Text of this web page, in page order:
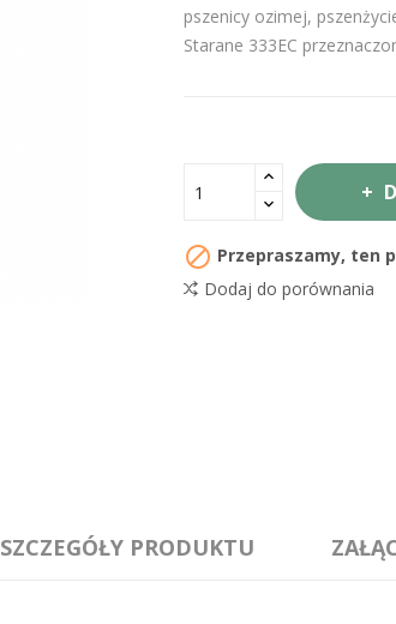
pszenicy ozimej,
Starane 333EC
 Przepraszamy, ten
Dodaj do porównania
SZCZEGÓŁY PRODUKTU